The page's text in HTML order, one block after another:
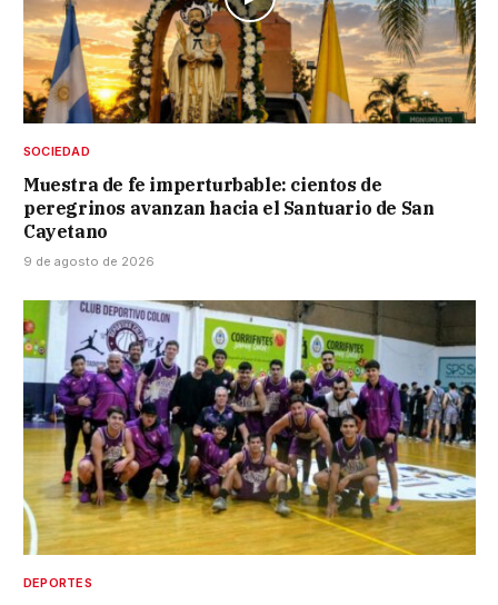
SOCIEDAD
Muestra de fe imperturbable: cientos de
peregrinos avanzan hacia el Santuario de San
Cayetano
9 de agosto de 2026
DEPORTES